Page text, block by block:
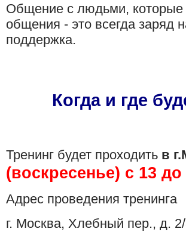
Общение с людьми, которые
общения - это всегда заряд
поддержка.
Когда и где
Тренинг будет проходить в
(воскресенье) с 13 до
Адрес проведения тренинга
г. Москва, Хлебный пер., д.